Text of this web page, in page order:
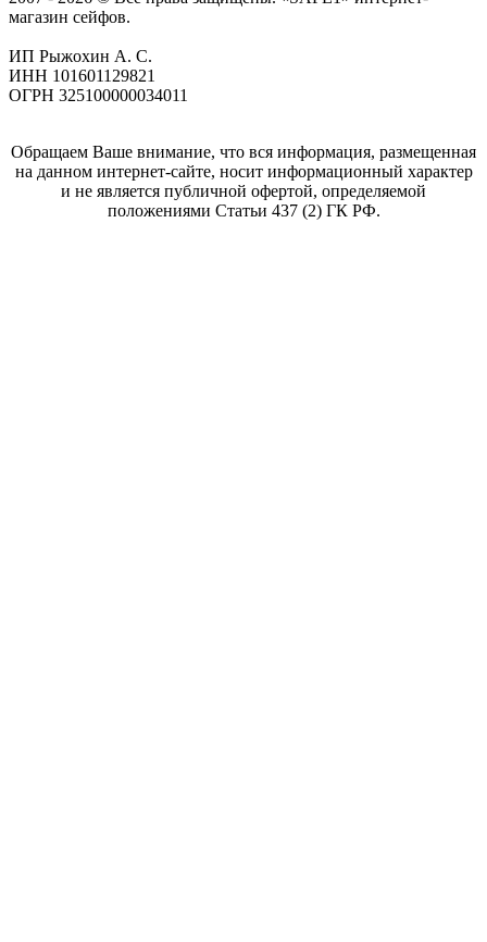
магазин сейфов.
ИП Рыжохин А. С.
ИНН 101601129821
ОГРН 325100000034011
Обращаем Ваше внимание, что вся информация, размещенная
на данном интернет-сайте, носит информационный характер
и не является публичной офертой, определяемой
положениями Статьи 437 (2) ГК РФ.